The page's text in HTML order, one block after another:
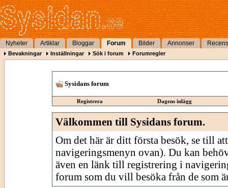
Nyheter Artiklar Bloggar Forum Bilder Annonser
Bevakningar Inställningar Sök i forum Forumregler
Sysidans forum
Registrera Dagens inlägg
Välkommen till Sysidans forum.
Om det här är ditt första besök, se till
navigeringsmenyn ovan). Du kan
även en länk till registrering i
forum som du vill besöka från de som